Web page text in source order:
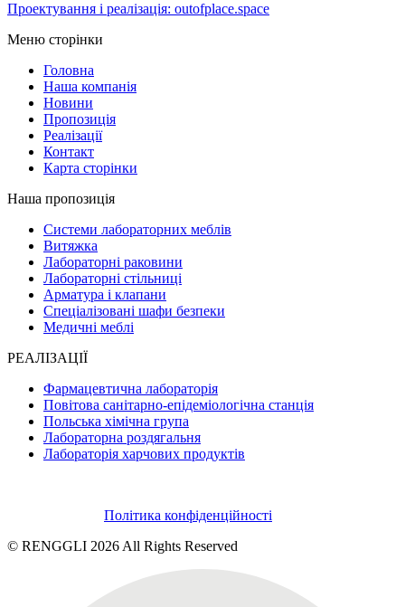
Проектування і реалізація: outofplace.space
Меню сторінки
Головна
Наша компанія
Новини
Пропозиція
Реалізації
Контакт
Карта сторінки
Наша пропозиція
Системи лабораторних меблів
Витяжка
Лабораторні раковини
Лабораторні стільниці
Арматура і клапани
Спеціалізовані шафи безпеки
Медичні меблі
РЕАЛІЗАЦІЇ
Фармацевтична лабораторія
Повітова санітарно-епідеміологічна станція
Польська хімічна група
Лабораторна роздягальня
Лабораторія харчових продуктів
Політика конфіденційності
© RENGGLI 2026 All Rights Reserved